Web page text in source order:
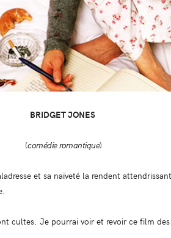
BRIDGET JONES
(comédie romantique)
et sa naïveté la rendent
cultes. Je pourrai voir et revoir ce film